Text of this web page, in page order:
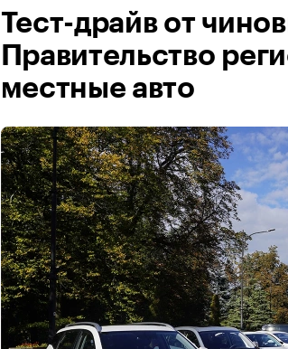
Тест-драйв от
Правительство
местные авто